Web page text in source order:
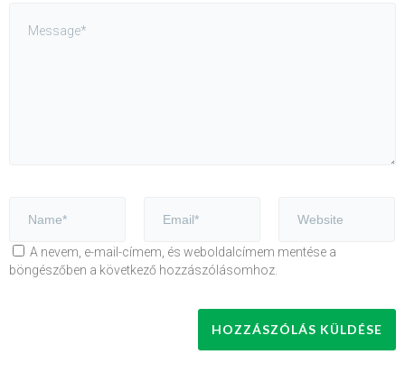
A nevem, e-mail-címem, és weboldalcímem mentése a
böngészőben a következő hozzászólásomhoz.